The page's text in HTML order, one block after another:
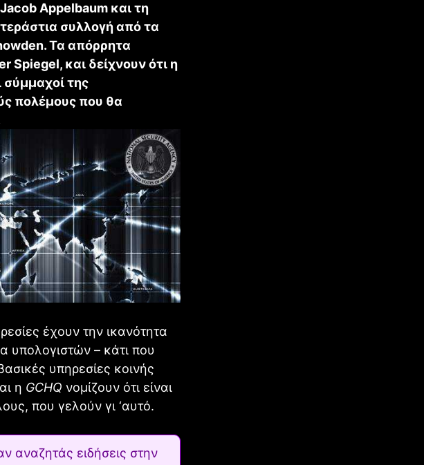
Appelbaum και τη
συλλογή από τα
Τα απόρρητα
Spiegel, και δείχνουν ότι η
σύμμαχοί της
πολέμους που θα
έχουν την ικανότητα
υπολογιστών – κάτι που
υπηρεσίες κοινής
η GCHQ νομίζουν ότι είναι
που γελούν γι ‘αυτό.
αναζητάς ειδήσεις στην